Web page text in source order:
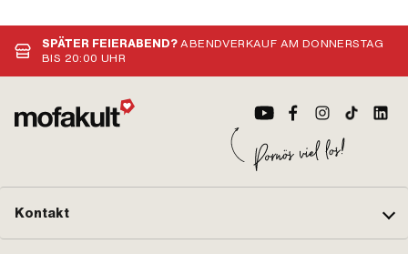
SPÄTER FEIERABEND?ABENDVERKAUF AM DONNERSTAG
BIS 20:00 UHR
Kontakt